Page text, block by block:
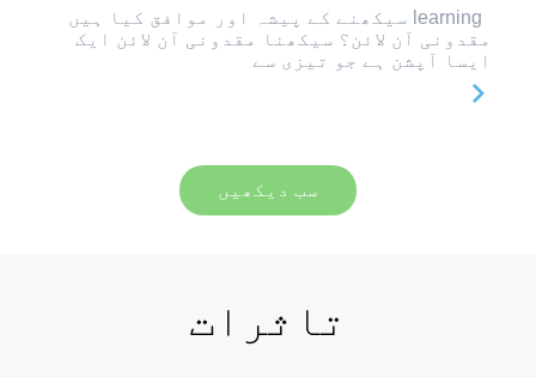
learning سیکھنے کے پیشہ اور موافق کیا ہیں
مقدونی آن لائن؟ سیکھنا مقدونی آن لائن ایک
ایسا آپشن ہے جو تیزی سے
سب دیکھیں
تاثرات